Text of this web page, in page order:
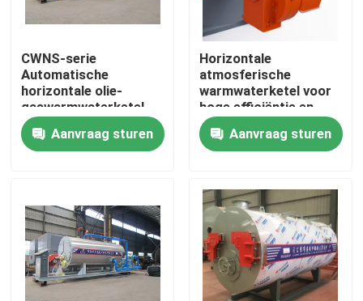
Kwaliteitscontrole
Contacteer ons
Verzoek om een Citaat
Gasolie Ketel
CWNS-serie
Automatische
horizontale olie-
gaswarmwaterketel
Aanvraag sturen
Horizontale
atmosferische
warmwaterketel voor
hoge efficiëntie en
stabiele verwarming
Aanvraag sturen